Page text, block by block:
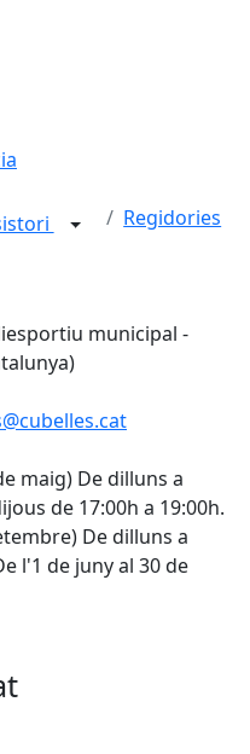
Regidories
municipal -
maig) De dilluns a
de 17:00h a 19:00h.
De dilluns a
l'1 de juny al 30 de